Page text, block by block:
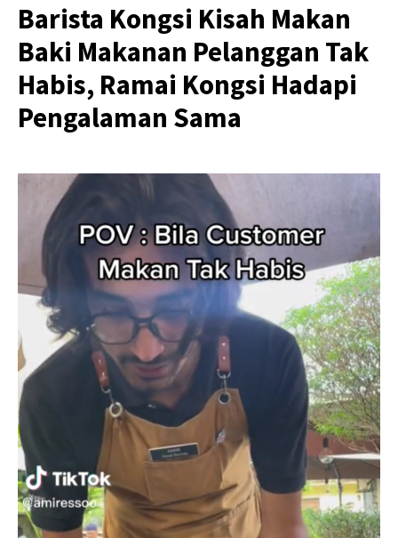
Barista Kongsi Kisah Makan
Baki Makanan Pelanggan Tak
Habis, Ramai Kongsi Hadapi
Pengalaman Sama